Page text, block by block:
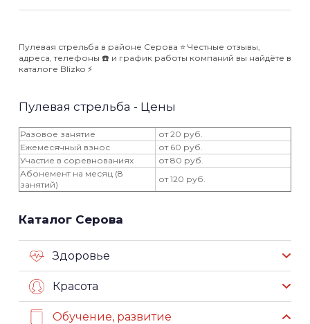
Пулевая стрельба в районе Серова ⭐️ Честные отзывы,
адреса, телефоны ☎️ и график работы компаний вы найдёте в
каталоге Blizko ⚡️
Пулевая стрельба - Цены
Разовое занятие
от 20 руб.
Ежемесячный взнос
от 60 руб.
Участие в соревнованиях
от 80 руб.
Абонемент на месяц (8
занятий)
от 120 руб.
Каталог Серова
Здоровье
Красота
Обучение, развитие